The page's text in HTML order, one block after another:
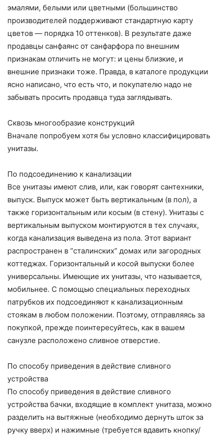
эмалями, белыми или цветными (большинство
производителей поддерживают стандартную карту
цветов — порядка 10 оттенков). В результате даже
продавцы санфаянс от санфарфора по внешним
признакам отличить не могут: и цены близкие, и
внешние признаки тоже. Правда, в каталоге продукции
ясно написано, что есть что, и покупателю надо не
забывать просить продавца туда заглядывать.
Сквозь многообразие конструкций
Вначале попробуем хотя бы условно классифицировать
унитазы.
По подсоединению к канализации
Все унитазы имеют слив, или, как говорят сантехники,
выпуск. Выпуск может быть вертикальным (в пол), а
также горизонтальным или косым (в стену). Унитазы с
вертикальным выпуском монтируются в тех случаях,
когда канализация выведена из пола. Этот вариант
распространен в “сталинских” домах или загородных
коттеджах. Горизонтальный и косой выпуски более
универсальны. Имеющие их унитазы, что называется,
мобильнее. С помощью специальных переходных
патрубков их подсоединяют к канализационным
стоякам в любом положении. Поэтому, отправляясь за
покупкой, прежде поинтересуйтесь, как в вашем
санузле расположено сливное отверстие.
По способу приведения в действие сливного
устройства
По способу приведения в действие сливного
устройства бачки, входящие в комплект унитаза, можно
разделить на вытяжные (необходимо дернуть шток за
ручку вверх) и нажимные (требуется вдавить кнопку/